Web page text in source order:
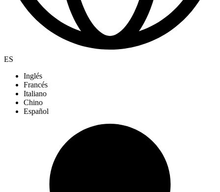
ES
Inglés
Francés
Italiano
Chino
Español